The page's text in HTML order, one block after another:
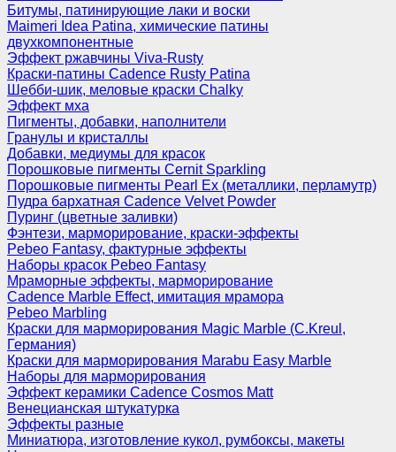
Битумы, патинирующие лаки и воски
Maimeri Idea Patina, химические патины
двухкомпонентные
Эффект ржавчины Viva-Rusty
Краски-патины Cadence Rusty Patina
Шебби-шик, меловые краски Chalky
Эффект мха
Пигменты, добавки, наполнители
Гранулы и кристаллы
Добавки, медиумы для красок
Порошковые пигменты Cernit Sparkling
Порошковые пигменты Pearl Ex (металлики, перламутр)
Пудра бархатная Cadence Velvet Powder
Пуринг (цветные заливки)
Фэнтези, марморирование, краски-эффекты
Pebeo Fantasy, фактурные эффекты
Наборы красок Pebeo Fantasy
Мраморные эффекты, марморирование
Cadence Marble Effect, имитация мрамора
Pebeo Marbling
Краски для марморирования Magic Marble (C.Kreul,
Германия)
Краски для марморирования Marabu Easy Marble
Наборы для марморирования
Эффект керамики Cadence Cosmos Matt
Венецианская штукатурка
Эффекты разные
Миниатюра, изготовление кукол, румбоксы, макеты